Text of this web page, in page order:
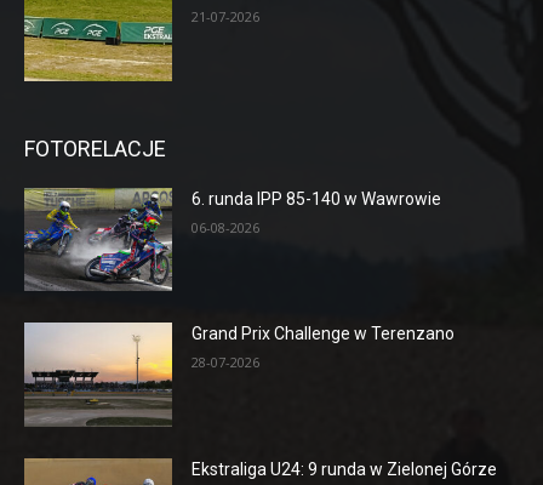
21-07-2026
FOTORELACJE
6. runda IPP 85-140 w Wawrowie
06-08-2026
Grand Prix Challenge w Terenzano
28-07-2026
Ekstraliga U24: 9 runda w Zielonej Górze